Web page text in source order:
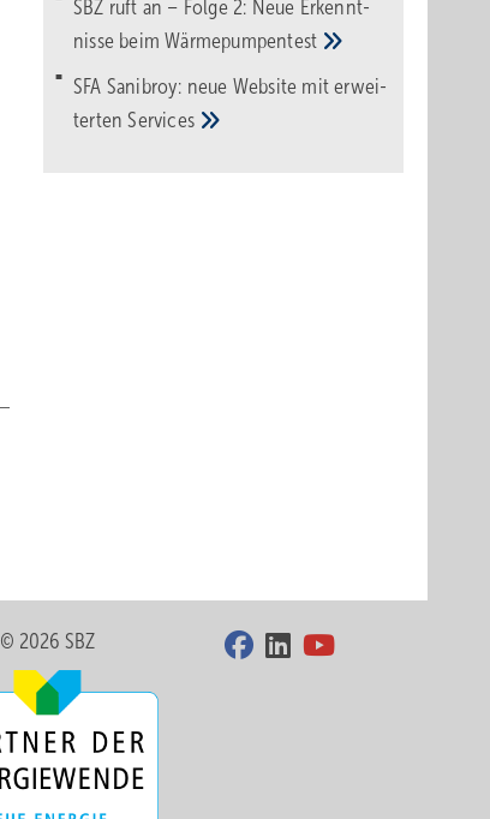
SBZ ruft an – Folge 2: Neue Erkennt­
nisse beimWärme­pumpen­test
SFA Sanibroy: neue Web­site mit erwei­
tertenServices
© 2026 SBZ